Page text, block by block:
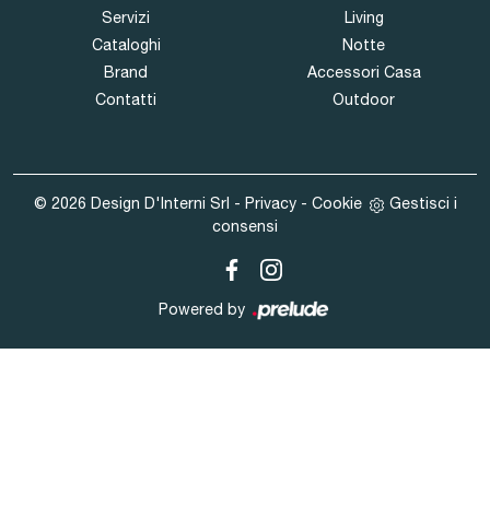
Servizi
Cataloghi
Brand
Contatti
Living
Notte
Accessori Casa
Outdoor
© 2026 Design D'Interni Srl - Privacy- Cookie
Gestisci i
consensi
Powered by